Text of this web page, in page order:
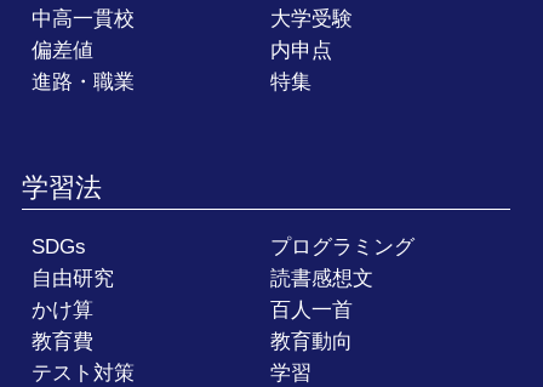
中高一貫校
大学受験
偏差値
内申点
進路・職業
特集
学習法
SDGs
プログラミング
自由研究
読書感想文
かけ算
百人一首
教育費
教育動向
テスト対策
学習